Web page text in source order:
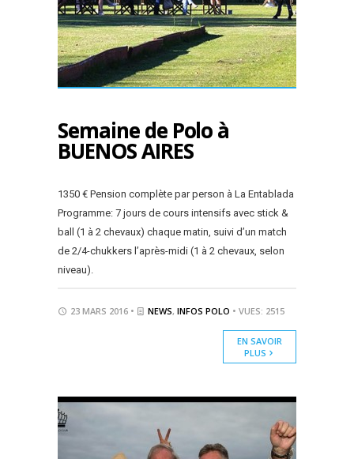
Semaine de Polo à
BUENOS AIRES
1350 € Pension complète par person à La Entablada
Programme: 7 jours de cours intensifs avec stick &
ball (1 à 2 chevaux) chaque matin, suivi d’un match
de 2/4-chukkers l’après-midi (1 à 2 chevaux, selon
niveau).
23 MARS 2016 • NEWS, INFOS POLO • VUES: 2515
EN SAVOIR
PLUS